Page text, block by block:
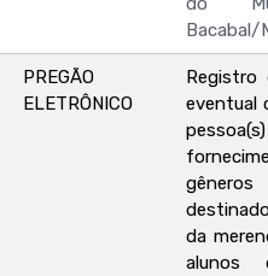
Bacabal/
PREGÃO
ELETRÔNICO
Registro
eventual
da
alunos